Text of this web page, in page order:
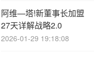
阿维—塔!新董事长加盟
27天详解战略2.0
2026-01-29 19:18:08